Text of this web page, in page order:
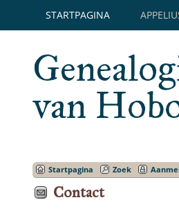
STARTPAGINA
van
Startpagina Zoek
Contact